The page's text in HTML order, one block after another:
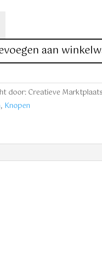
aan
door: Creatieve Marktplaats
, Knopen